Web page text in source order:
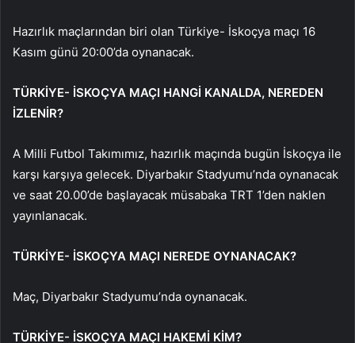
Hazırlık maçlarından biri olan Türkiye- İskoçya maçı 16
Kasım günü 20:00’da oynanacak.
TÜRKİYE- İSKOÇYA MAÇI HANGİ KANALDA, NEREDEN
İZLENİR?
A Milli Futbol Takımımız, hazırlık maçında bugün İskoçya ile
karşı karşıya gelecek. Diyarbakır Stadyumu’nda oynanacak
ve saat 20.00’de başlayacak müsabaka TRT 1’den naklen
yayınlanacak.
TÜRKİYE- İSKOÇYA MAÇI NEREDE OYNANACAK?
Maç, Diyarbakır Stadyumu’nda oynanacak.
TÜRKİYE- İSKOÇYA MAÇI HAKEMİ KİM?